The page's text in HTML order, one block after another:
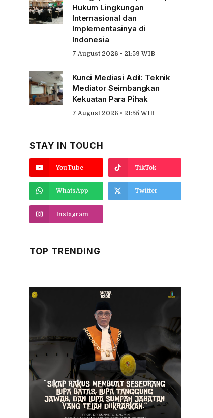
Hukum Lingkungan
Internasional dan
Implementasinya di
Indonesia
7 August 2026 • 21:59 WIB
Kunci Mediasi Adil: Teknik
Mediator Seimbangkan
Kekuatan Para Pihak
7 August 2026 • 21:55 WIB
STAY IN TOUCH
YouTube TikTok
WhatsApp Twitter
Instagram
TOP TRENDING